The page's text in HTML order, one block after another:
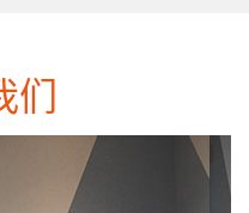
们